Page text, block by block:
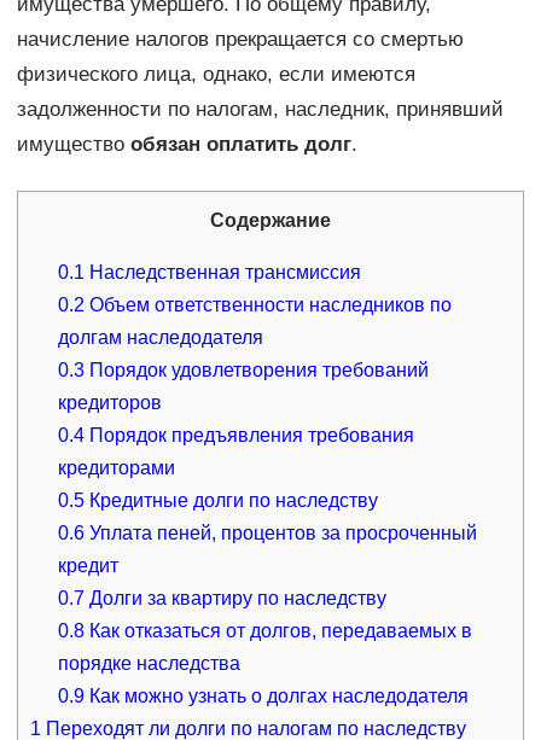
начисление налогов прекращается со смертью
физического лица, однако, если имеются
задолженности по налогам, наследник, принявший
имущество обязан оплатить долг.
Содержание
0.1 Наследственная трансмиссия
0.2 Объем ответственности наследников по
долгам наследодателя
0.3 Порядок удовлетворения требований
кредиторов
0.4 Порядок предъявления требования
кредиторами
0.5 Кредитные долги по наследству
0.6 Уплата пеней, процентов за просроченный
кредит
0.7 Долги за квартиру по наследству
0.8 Как отказаться от долгов, передаваемых в
порядке наследства
0.9 Как можно узнать о долгах наследодателя
1 Переходят ли долги по налогам по наследству